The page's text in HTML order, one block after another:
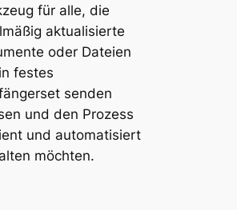
für alle, die
aktualisierte
oder Dateien
festes
senden
und den Prozess
und automatisiert
möchten.